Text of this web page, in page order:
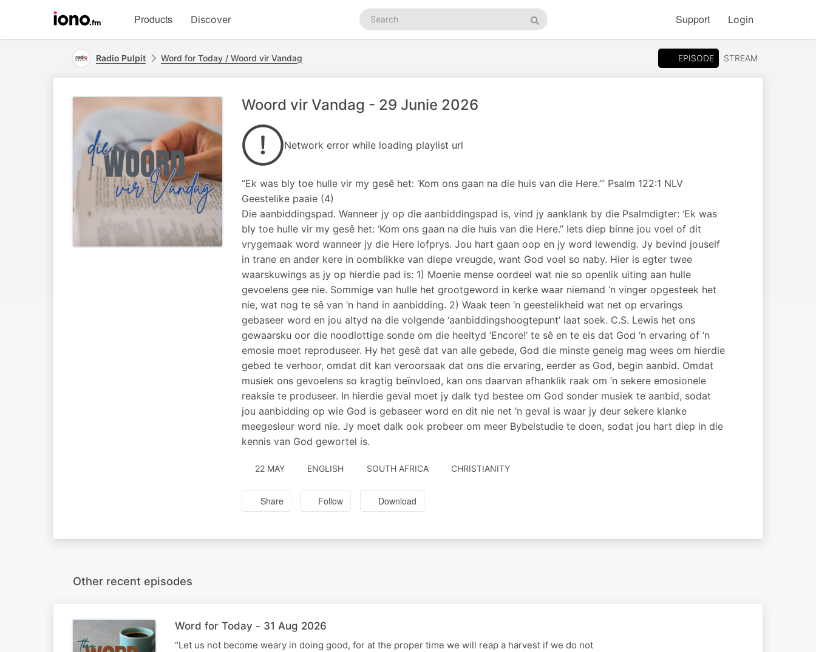
homepage
Products Discover
Search
podcasts
Search
Support Login
Radio Pulpit Word for Today / Woord vir Vandag EPISODE STREAM
Woord vir Vandag - 29 Junie 2026
Network error while loading playlist url
“Ek was bly toe hulle vir my gesê het: ‘Kom ons gaan na die huis van die Here.’” Psalm 122:1 NLV
Geestelike paaie (4)
Die aanbiddingspad. Wanneer jy op die aanbiddingspad is, vind jy aanklank by die Psalmdigter: ‘Ek was
bly toe hulle vir my gesê het: ‘Kom ons gaan na die huis van die Here.’’ Iets diep binne jou voel of dit
vrygemaak word wanneer jy die Here lofprys. Jou hart gaan oop en jy word lewendig. Jy bevind jouself
in trane en ander kere in oomblikke van diepe vreugde, want God voel so naby. Hier is egter twee
waarskuwings as jy op hierdie pad is: 1) Moenie mense oordeel wat nie so openlik uiting aan hulle
gevoelens gee nie. Sommige van hulle het grootgeword in kerke waar niemand ‘n vinger opgesteek het
nie, wat nog te sê van ‘n hand in aanbidding. 2) Waak teen ‘n geestelikheid wat net op ervarings
gebaseer word en jou altyd na die volgende ‘aanbiddingshoogtepunt’ laat soek. C.S. Lewis het ons
gewaarsku oor die noodlottige sonde om die heeltyd ‘Encore!’ te sê en te eis dat God ‘n ervaring of ‘n
emosie moet reproduseer. Hy het gesê dat van alle gebede, God die minste geneig mag wees om hierdie
gebed te verhoor, omdat dit kan veroorsaak dat ons die ervaring, eerder as God, begin aanbid. Omdat
musiek ons gevoelens so kragtig beïnvloed, kan ons daarvan afhanklik raak om ‘n sekere emosionele
reaksie te produseer. In hierdie geval moet jy dalk tyd bestee om God sonder musiek te aanbid, sodat
jou aanbidding op wie God is gebaseer word en dit nie net ‘n geval is waar jy deur sekere klanke
meegesleur word nie. Jy moet dalk ook probeer om meer Bybelstudie te doen, sodat jou hart diep in die
kennis van God gewortel is.
22 MAY ENGLISH SOUTH AFRICA CHRISTIANITY
Share Follow Download
Other recent episodes
Word for Today - 31 Aug 2026
“Let us not become weary in doing good, for at the proper time we will reap a harvest if we do not